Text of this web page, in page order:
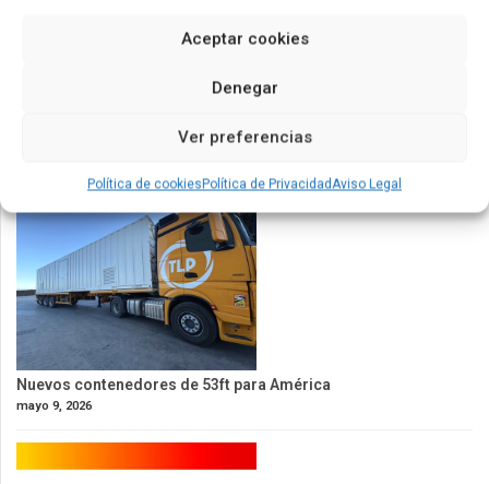
Aceptar cookies
Denegar
Ver preferencias
Política de cookiesPolítica de PrivacidadAviso Legal
EUROCONTAINER impulsa su expansión internacional
Nuevos contenedores de 53ft para América
mayo 9, 2026